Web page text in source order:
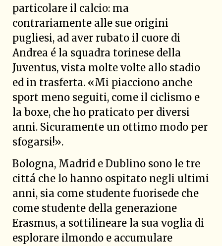
particolare il calcio: ma
contrariamente alle sue origini
pugliesi, ad aver rubato il cuore di
Andrea é la squadra torinese della
Juventus, vista molte volte allo stadio
ed in trasferta. «Mi piacciono anche
sport meno seguiti, come il ciclismo e
la boxe, che ho praticato per diversi
anni. Sicuramente un ottimo modo per
sfogarsi!».
Bologna, Madrid e Dublino sono le tre
cittá che lo hanno ospitato negli ultimi
anni, sia come studente fuorisede che
come studente della generazione
Erasmus, a sottilineare la sua voglia di
esplorare ilmondo e accumulare